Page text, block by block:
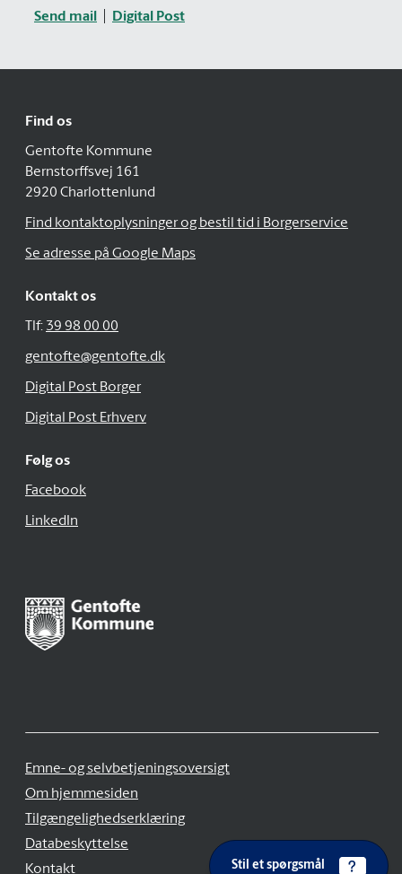
Send mail Digital Post
Find os
Gentofte Kommune
Bernstorffsvej 161
2920 Charlottenlund
Find kontaktoplysninger og bestil tid i Borgerservice
Se adresse på Google Maps
Kontakt os
Tlf: 39 98 00 00
gentofte@gentofte.dk
Digital Post Borger
Digital Post Erhverv
Følg os
Facebook
LinkedIn
Emne- og selvbetjeningsoversigt
Om hjemmesiden
Tilgængelighedserklæring
Databeskyttelse
Kontakt
Stil et spørgsmål